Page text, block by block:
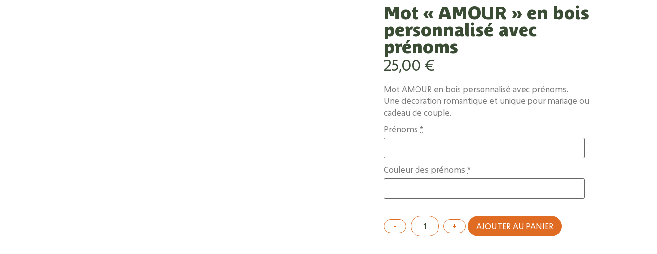
Mot « AMOUR » en bois
personnalisé avec
prénoms
25,00 €
Mot AMOUR en bois personnalisé avec prénoms.
Une décoration romantique et unique pour mariage ou
cadeau de couple.
Prénoms *
Couleur des prénoms *
AJOUTER AU PANIER